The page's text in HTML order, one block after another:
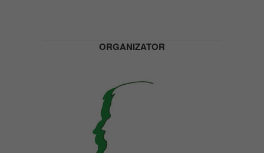
ORGANIZATOR